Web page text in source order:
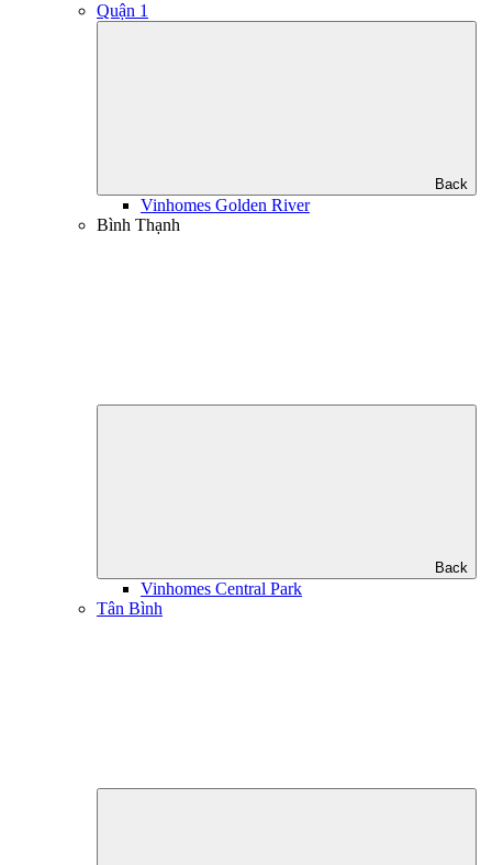
Quận 1
Back
Vinhomes Golden River
Bình Thạnh
Back
Vinhomes Central Park
Tân Bình